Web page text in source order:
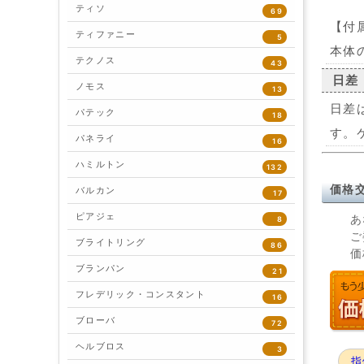
【付
本体
日差
日差
す。
価格
ティソ 69
ティファニー 5
テクノス 43
ノモス 13
パテック 18
パネライ 16
ハミルトン 132
バルカン 17
ピアジェ 8
ブライトリング 86
ブランパン 21
フレデリック・コンスタント 16
ブローバ 72
ヘルブロス 3